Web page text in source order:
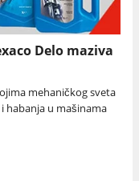
Delo maziva
mehaničkog sveta
habanja u mašinama